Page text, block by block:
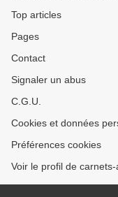
Top articles
Pages
Contact
Signaler un abus
C.G.U.
Cookies et données
Préférences cookies
Voir le profil de